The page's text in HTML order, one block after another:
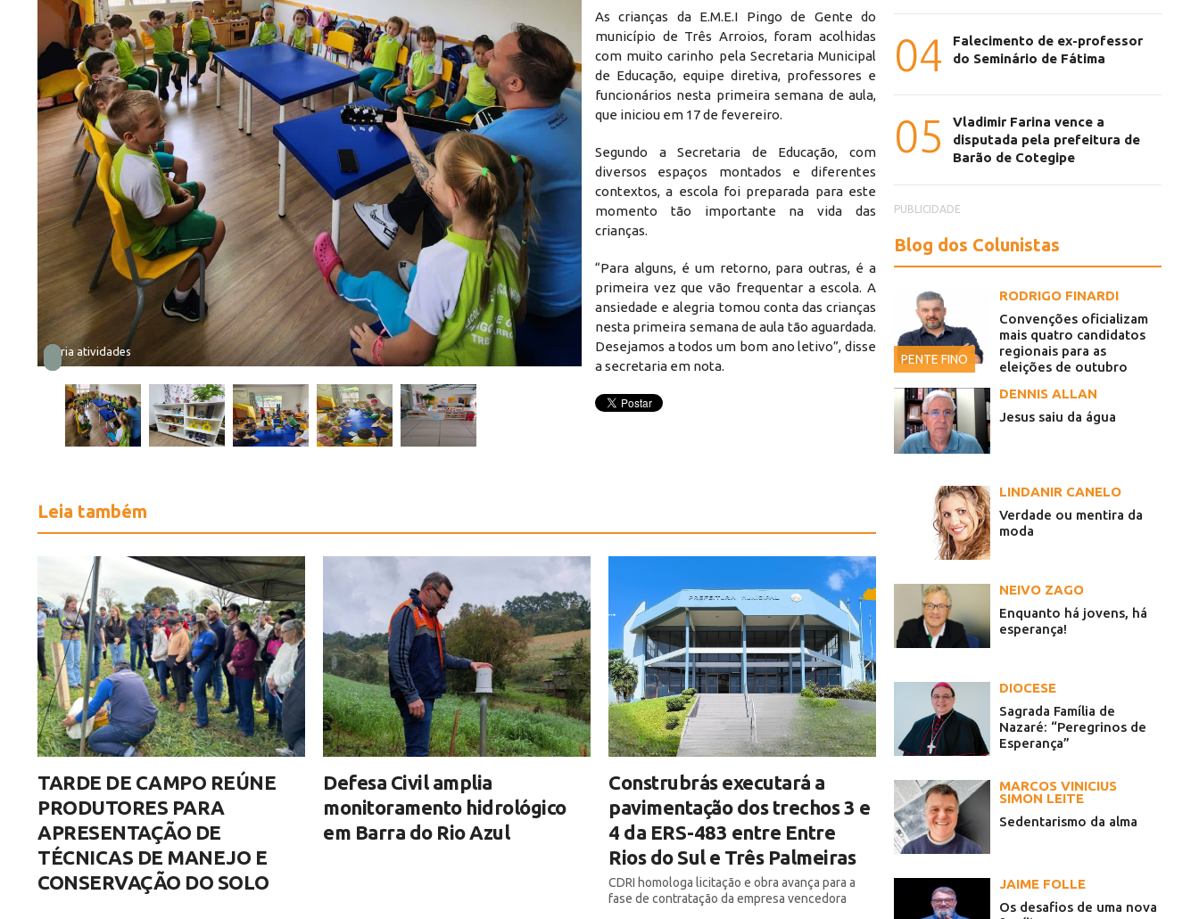
Vária atividades Diversos espaços
As crianças da E.M.E.I Pingo de Gente do
município de Três Arroios, foram acolhidas
com muito carinho pela Secretaria Municipal
de Educação, equipe diretiva, professores e
funcionários nesta primeira semana de aula,
que iniciou em 17 de fevereiro.
Segundo a Secretaria de Educação, com
diversos espaços montados e diferentes
contextos, a escola foi preparada para este
momento tão importante na vida das
crianças.
“Para alguns, é um retorno, para outras, é a
primeira vez que vão frequentar a escola. A
ansiedade e alegria tomou conta das crianças
nesta primeira semana de aula tão aguardada.
Desejamos a todos um bom ano letivo”, disse
a secretaria em nota.
Leia também
TARDE DE CAMPO REÚNE
PRODUTORES PARA
APRESENTAÇÃO DE
TÉCNICAS DE MANEJO E
CONSERVAÇÃO DO SOLO
Defesa Civil amplia
monitoramento hidrológico
em Barra do Rio Azul
Construbrás executará a
pavimentação dos trechos 3 e
4 da ERS-483 entre Entre
Rios do Sul e Três Palmeiras
CDRI homologa licitação e obra avança para a
fase de contratação da empresa vencedora
04
Falecimento de ex-professor
do Seminário de Fátima
05
Vladimir Farina vence a
disputada pela prefeitura de
Barão de Cotegipe
PUBLICIDADE
Blog dos Colunistas
PENTE FINO
RODRIGO FINARDI
Convenções oficializam
mais quatro candidatos
regionais para as
eleições de outubro
DENNIS ALLAN
Jesus saiu da água
LINDANIR CANELO
Verdade ou mentira da
moda
NEIVO ZAGO
Enquanto há jovens, há
esperança!
DIOCESE
Sagrada Família de
Nazaré: “Peregrinos de
Esperança”
MARCOS VINICIUS
SIMON LEITE
Sedentarismo da alma
JAIME FOLLE
Os desafios de uma nova